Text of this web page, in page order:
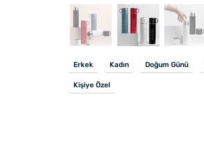
Erkek Kadın Doğum Günü
Kişiye Özel